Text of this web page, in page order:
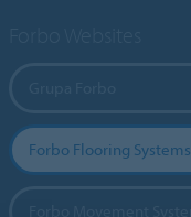
Forbo Flooring Systems